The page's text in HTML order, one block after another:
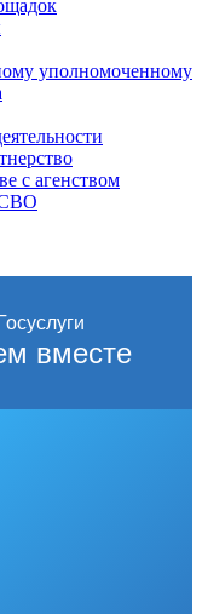
уполномоченному
с агенством
СВО
вместе